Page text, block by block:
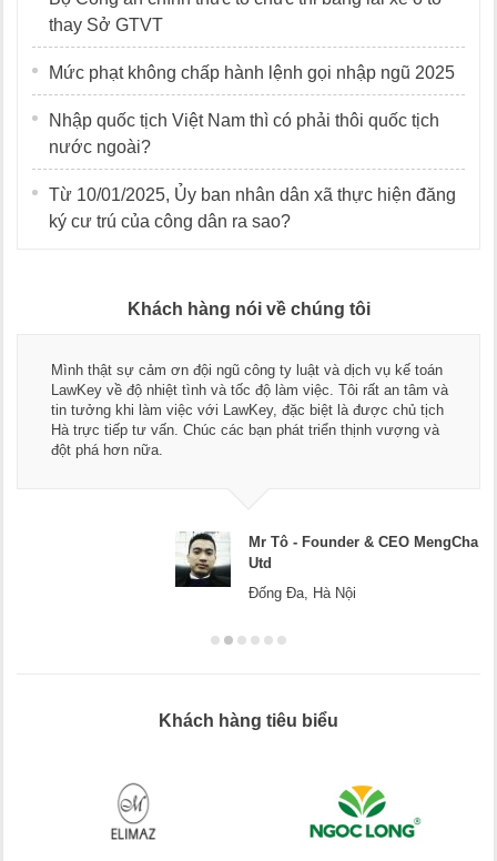
thay Sở GTVT
Mức phạt không chấp hành lệnh gọi nhập ngũ 2025
Nhập quốc tịch Việt Nam thì có phải thôi quốc tịch
nước ngoài?
Từ 10/01/2025, Ủy ban nhân dân xã thực hiện đăng
ký cư trú của công dân ra sao?
Khách hàng nói về chúng tôi
Mình thật sự cảm ơn đội ngũ công ty luật và dịch vụ kế toán
LawKey về độ nhiệt tình và tốc độ làm việc. Tôi rất an tâm và
tin tưởng khi làm việc với LawKey, đặc biệt là được chủ tịch
Hà trực tiếp tư vấn. Chúc các bạn phát triển thịnh vượng và
đột phá hơn nữa.
Mr Tô - Founder & CEO MengCha
Utd
Đống Đa, Hà Nội
Khách hàng tiêu biểu